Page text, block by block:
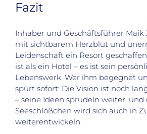
Fazit
Inhaber und Geschäftsführer
mit sichtbarem Herzblut und
Leidenschaft ein Resort
ist als ein Hotel – es ist sein
Lebenswerk. Wer ihm begegnet
spürt sofort: Die Vision ist noch
– seine Ideen sprudeln weiter, und
Seeschlößchen wird sich auch in
weiterentwickeln.